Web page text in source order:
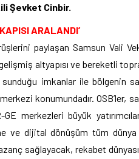
Şevket Cinbir.
ARALANDI’
paylaşan Samsun Vali
altyapısı ve bereketli
imkanlar ile bölgenin
konumundadır.
merkezleri büyük
ve dijital dönüşüm tüm dünya
sağlayacak, rekabet